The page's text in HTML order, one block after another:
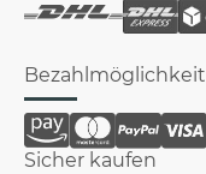
Bezahlmöglichkeit
Sicher kaufen